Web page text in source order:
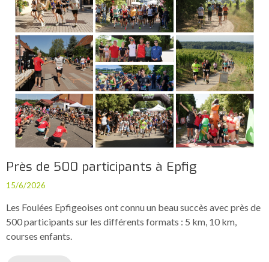
Près de 500 participants à Epfig
15/6/2026
Les Foulées Epfigeoises ont connu un beau succès avec près de
500 participants sur les différents formats : 5 km, 10 km,
courses enfants.